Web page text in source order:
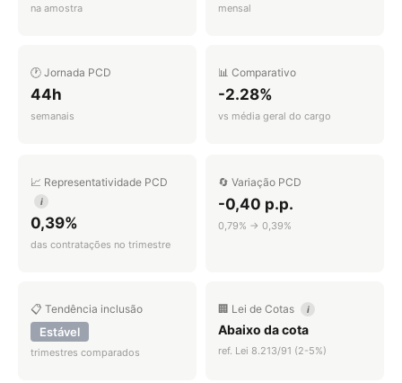
na amostra mensal
🕐 Jornada PCD
44h
semanais
📊 Comparativo
-2.28%
vs média geral do cargo
📈 Representatividade PCD
i
0,39%
das contratações no trimestre
🔄 Variação PCD
-0,40 p.p.
0,79% → 0,39%
📋 Tendência inclusão
Estável
trimestres comparados
🏢 Lei de Cotas i
Abaixo da cota
ref. Lei 8.213/91 (2-5%)